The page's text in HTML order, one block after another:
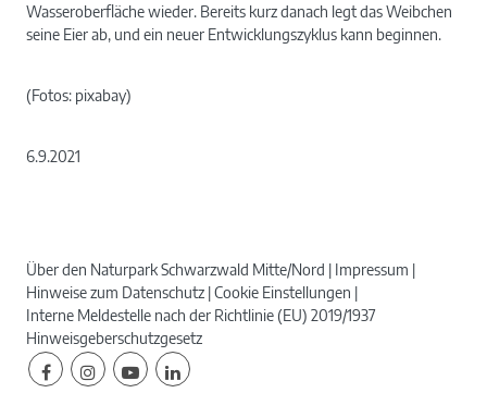
Wasseroberfläche wieder. Bereits kurz danach legt das Weibchen
seine Eier ab, und ein neuer Entwicklungszyklus kann beginnen.
(Fotos: pixabay)
6.9.2021
Über den Naturpark Schwarzwald Mitte/Nord
Impressum
Hinweise zum Datenschutz Cookie Einstellungen
Interne Meldestelle nach der Richtlinie (EU) 2019/1937
Hinweisgeberschutzgesetz